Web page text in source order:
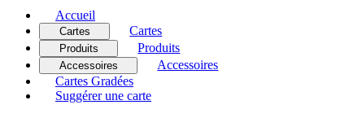
Accueil
Cartes Cartes
Produits Produits
Accessoires
Accessoires
Cartes Gradées
Suggérer une carte